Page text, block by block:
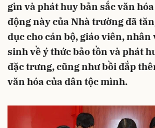
gìn và phát huy bản sắc văn
động này của Nhà trường đã
dục cho cán bộ, giáo viên, nhân
sinh về ý thức bảo tồn và phát
đặc trưng, cũng như bồi đắp
văn hóa của dân tộc mình.